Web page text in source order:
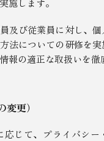
施します。
及び従業員に対し、
法についての研修を
報の適正な取扱いを徹
更）
応じて、プライバシー